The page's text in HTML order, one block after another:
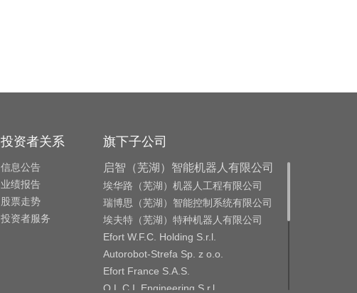
投资者关系
信息公告
业绩报告
股票走势
投资者服务
旗下子公司
启智（芜湖）智能机器人有限公司
埃华路（芜湖）机器人工程有限公司
瑞博思（芜湖）智能控制系统有限公司
埃夫特（芜湖）特种机器人有限公司
Efort W.F.C. Holding S.r.l.
Autorobot-Strefa Sp. z o.o.
Efort France S.A.S.
O.L.C.I. Engineering S.r.l.